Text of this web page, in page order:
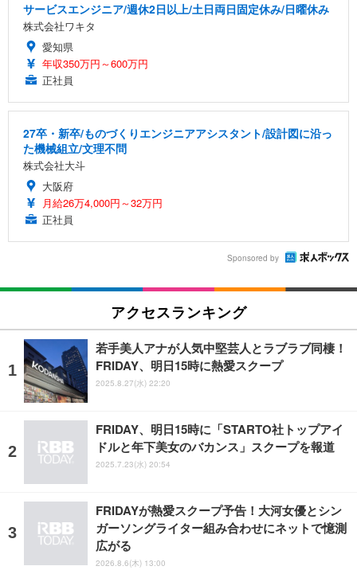
サービスエンジニア/週休2日以上/土日両日固定休み/日曜休み
株式会社ワキタ
愛知県
年収350万円～600万円
正社員
27卒・新卒/ものづくりエンジニアアシスタント/設計図に沿っ
た機械組立/文理不問
株式会社大斗
大阪府
月給26万4,000円～32万円
正社員
Sponsored by
アクセスランキング
若手美人アナが人気中堅芸人とラブラブ同棲！
FRIDAY、明日15時に熱愛スクープ
2025.8.27(水) 22:20
FRIDAY、明日15時に「STARTO社トップアイ
ドルと年下美女のバカンス」スクープを報道
2025.7.23(水) 20:54
FRIDAYが熱愛スクープ予告！大河女優とシン
ガーソングライター組み合わせにネットで憶測
広がる
2026.8.6(木) 13:00